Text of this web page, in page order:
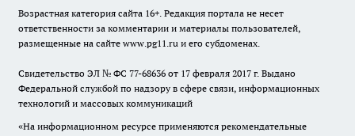
Возрастная категория сайта 16+. Редакция портала не несет
ответственности за комментарии и материалы пользователей,
размещенные на сайте www.pg11.ru и его субдоменах.
Свидетельство ЭЛ № ФС 77-68636 от 17 февраля 2017 г. Выдано
Федеральной службой по надзору в сфере связи, информационных
технологий и массовых коммуникаций
«На информационном ресурсе применяются рекомендательные